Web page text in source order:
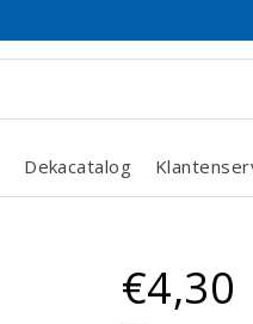
Dekacatalog
€4,30